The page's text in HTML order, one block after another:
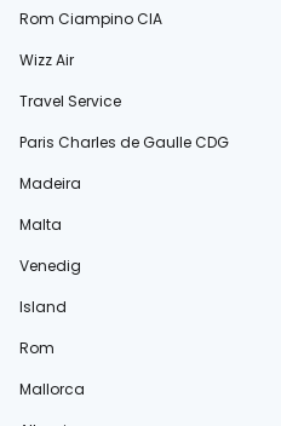
Rom Ciampino CIA
Wizz Air
Travel Service
Paris Charles de Gaulle CDG
Madeira
Malta
Venedig
Island
Rom
Mallorca